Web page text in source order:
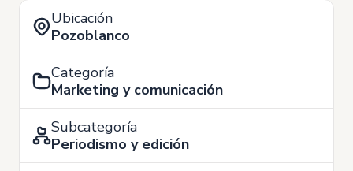
Ubicación
Pozoblanco
Categoría
Marketing y comunicación
Subcategoría
Periodismo y edición